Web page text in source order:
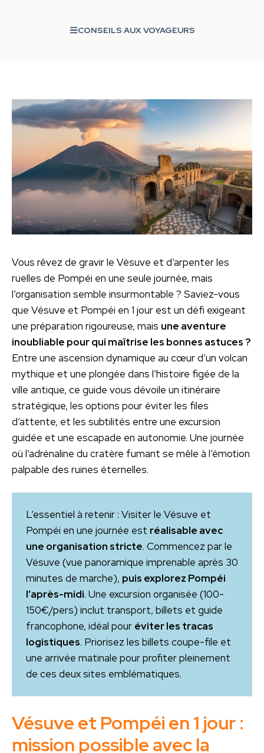
CONSEILS AUX VOYAGEURS
Vous rêvez de gravir le Vésuve et d’arpenter les
ruelles de Pompéi en une seule journée, mais
l’organisation semble insurmontable ? Saviez-vous
que Vésuve et Pompéi en 1 jour est un défi exigeant
une préparation rigoureuse, mais une aventure
inoubliable pour qui maîtrise les bonnes astuces ?
Entre une ascension dynamique au cœur d’un volcan
mythique et une plongée dans l’histoire figée de la
ville antique, ce guide vous dévoile un itinéraire
stratégique, les options pour éviter les files
d’attente, et les subtilités entre une excursion
guidée et une escapade en autonomie. Une journée
où l’adrénaline du cratère fumant se mêle à l’émotion
palpable des ruines éternelles.
L’essentiel à retenir : Visiter le Vésuve et
Pompéi en une journée est réalisable avec
une organisation stricte. Commencez par le
Vésuve (vue panoramique imprenable après 30
minutes de marche), puis explorez Pompéi
l’après-midi. Une excursion organisée (100-
150€/pers) inclut transport, billets et guide
francophone, idéal pour éviter les tracas
logistiques. Priorisez les billets coupe-file et
une arrivée matinale pour profiter pleinement
de ces deux sites emblématiques.
Vésuve et Pompéi en 1 jour :
mission possible avec la